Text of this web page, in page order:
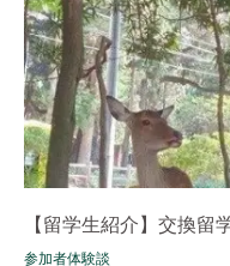
【留学生紹介】交換留
参加者体験談